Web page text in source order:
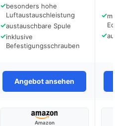
✓besonders hohe
Luftaustauschleistung
✓austauschbare Spule
✓inklusive
Befestigungsschrauben
✓
✓
Angebot ansehen
Amazon